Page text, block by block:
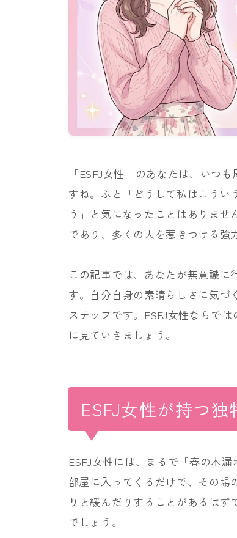
「ESFJ女性」のあなたは、いつ
すね。ふと「どうして私はこうい
う」と気になったことはありま
であり、多くの人を惹きつける強
この記事では、あなたが無意識
す。自分自身の素晴らしさに気づ
ステップです。ESFJ女性ならで
に見ていきましょう。
ESFJ女性が持つ
ESFJ女性には、まるで「春の木
部屋に入ってくるだけで、その場
りと緩んだりすることがあるは
でしょう。